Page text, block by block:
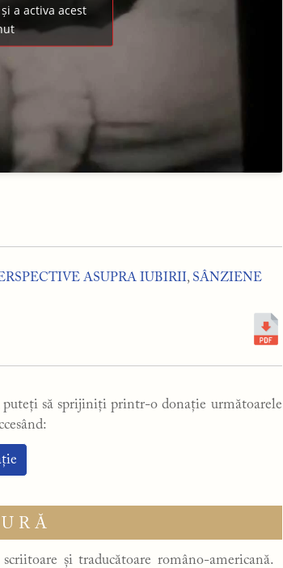
a activa acest
ASUPRA IUBIRII, SÂNZIENE
să sprijiniți printr-o donație următoarele
și traducătoare româno-americană.